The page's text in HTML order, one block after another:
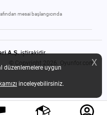
X
düzenlemelere uygun
inceleyebilirsiniz.
mesai başlangıcında
A.Ş.iştirakidir.
© Copyright 2026.
Oyunfor.com